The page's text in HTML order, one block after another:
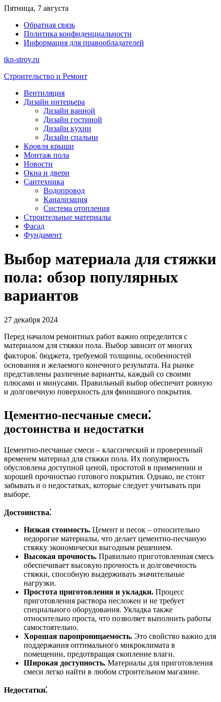
Перейти
содержимому
Пятница, 7 августа
Обратная связь
Политика конфиденциальности
Информация для правообладателей
tkn-stroy.ru
Строительство и Ремонт
Вентиляция
Дизайн интерьера
Дизайн ванной
Дизайн гостиной
Дизайн кухни
Дизайн спальни
Кровля крыши
Монтаж пола
Новости
Окна и двери
Сантехника
Водопровод
Канализация
Система отопления
Строительные материалы
Фасад
Фундамент
Выбор материала для стяжки
пола: обзор популярных
вариантов
27 декабря 2024
Перед началом ремонтных работ важно определится с
материалом для стяжки пола. Выбор зависит от многих
факторов⁚ бюджета, требуемой толщины, особенностей
основания и желаемого конечного результата. На рынке
представлены различные варианты, каждый со своими
плюсами и минусами. Правильный выбор обеспечит ровную
и долговечную поверхность для финишного покрытия.
Цементно-песчаные смеси⁚
достоинства и недостатки
Цементно-песчаные смеси – классический и проверенный
временем материал для стяжки пола. Их популярность
обусловлена доступной ценой, простотой в применении и
хорошей прочностью готового покрытия. Однако, не стоит
забывать и о недостатках, которые следует учитывать при
выборе.
Достоинства⁚
Низкая стоимость. Цемент и песок – относительно
недорогие материалы, что делает цементно-песчаную
стяжку экономически выгодным решением.
Высокая прочность. Правильно приготовленная смесь
обеспечивает высокую прочность и долговечность
стяжки, способную выдерживать значительные
нагрузки.
Простота приготовления и укладки. Процесс
приготовления раствора несложен и не требует
специального оборудования. Укладка также
относительно проста, что позволяет выполнить работы
самостоятельно.
Хорошая паропроницаемость. Это свойство важно для
поддержания оптимального микроклимата в
помещении, предотвращая скопление влаги.
Широкая доступность. Материалы для приготовления
смеси легко найти в любом строительном магазине.
Недостатки⁚